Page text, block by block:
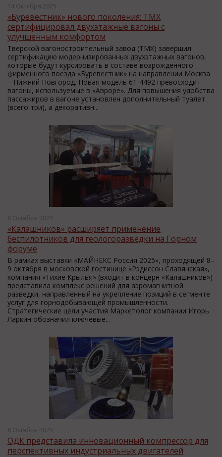
14 Октября 2025
«Буревестник» нового поколения: ТМХ
сертифицировал двухэтажные вагоны с
улучшенным комфортом
Тверской вагоностроительный завод (ТМХ) завершил
сертификацию модернизированных двухэтажных вагонов,
которые будут курсировать в составе возрожденного
фирменного поезда «Буревестник» на направлении Москва
– Нижний Новгород. Новая модель 61-4492 превосходит
вагоны, используемые в «Авроре». Для повышения удобства
пассажиров в вагоне установлен дополнительный туалет
(всего три), а декоративн...
8 Октября 2025
«Калашников» расширяет применение
беспилотников для геологоразведки на Горном
форуме
В рамках выставки «МАЙНЕКС Россия 2025», проходящей 8–
9 октября в московской гостинице «Рэдиссон Славянская»,
компания «Тихие Крылья» (входит в концерн «Калашников»)
представила комплекс решений для аэромагнитной
разведки, направленный на укрепление позиций в сегменте
услуг для горнодобывающей промышленности.
Стратегические цели участия Маркетолог компании Игорь
Ларкин обозначил ключевые...
8 Октября 2025
ОДК представила инновационный компрессор для
перспективных индустриальных двигателей